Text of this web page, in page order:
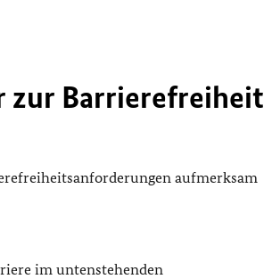
zur Barrierefreiheit
aufmerksam
im untenstehenden